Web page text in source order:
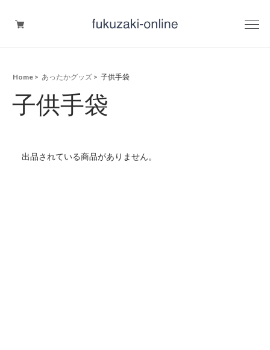
UV対策
保湿
Home あったかグッズ 子供手袋
子供手袋
出品されている商品がありません。